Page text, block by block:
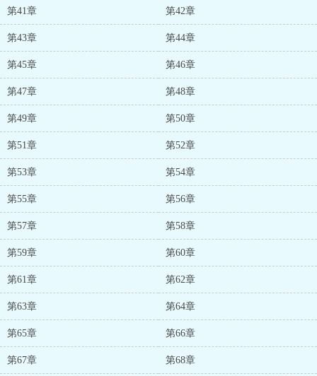
第41章 第42章
第43章 第44章
第45章 第46章
第47章 第48章
第49章 第50章
第51章 第52章
第53章 第54章
第55章 第56章
第57章 第58章
第59章 第60章
第61章 第62章
第63章 第64章
第65章 第66章
第67章 第68章